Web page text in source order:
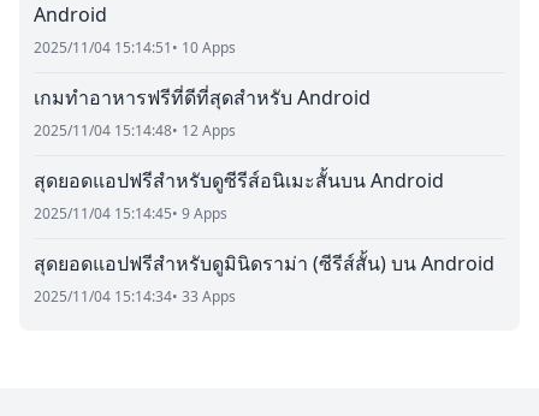
Android
2025/11/04 15:14:51• 10 Apps
เกมทำอาหารฟรีที่ดีที่สุดสำหรับ Android
2025/11/04 15:14:48• 12 Apps
สุดยอดแอปฟรีสำหรับดูซีรีส์อนิเมะสั้นบน Android
2025/11/04 15:14:45• 9 Apps
สุดยอดแอปฟรีสำหรับดูมินิดราม่า (ซีรีส์สั้น) บน Android
2025/11/04 15:14:34• 33 Apps